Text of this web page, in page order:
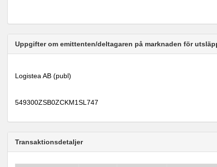
Uppgifter om emittenten/deltagaren på marknaden för
Logistea AB (publ)
549300ZSB0ZCKM1SL747
Transaktionsdetaljer